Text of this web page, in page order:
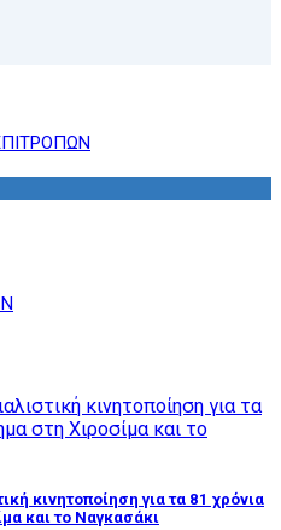
κινητοποίηση για τα 81 χρόνια
και το Ναγκασάκι